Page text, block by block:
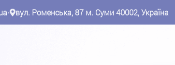
• вул. Роменська, 87 м. Суми 40002, Україна